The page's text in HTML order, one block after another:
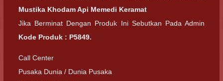
Mustika Khodam Api Memedi Keramat
Jika Berminat Dengan Produk Ini Sebutkan Pada Admin
Kode Produk : P5849.
Call Center
Pusaka Dunia / Dunia Pusaka